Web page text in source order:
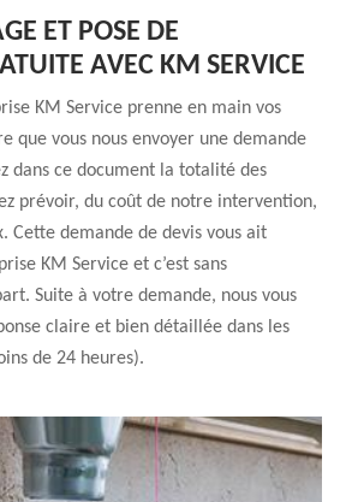
ET POSE DE
AVEC KM SERVICE
KM Service prenne en main vos
que vous nous envoyer une demande
dans ce document la totalité des
prévoir, du coût de notre intervention,
Cette demande de devis vous ait
KM Service et c’est sans
Suite à votre demande, nous vous
claire et bien détaillée dans les
de 24 heures).